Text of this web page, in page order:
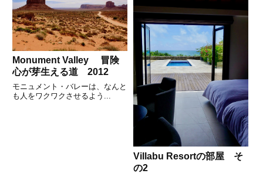
Monument Valley 冒険
心が芽生える道 2012
モニュメント・バレーは、なんと
も人をワクワクさせるよう...
Villabu Resortの部屋 そ
の2